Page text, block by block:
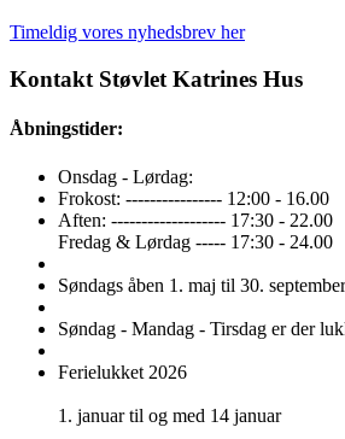
Timeldig vores nyhedsbrev her
Kontakt Støvlet Katrines Hus
Åbningstider:
Onsdag - Lørdag:
Frokost: ---------------- 12:00 - 16.00
Aften: ------------------- 17:30 - 22.00
Fredag & Lørdag ----- 17:30 - 24.00
Søndags åben 1. maj til 30.
Søndag - Mandag - Tirsdag er der
Ferielukket 2026
1. januar til og med 14 januar